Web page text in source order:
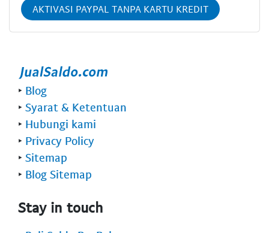
AKTIVASI PAYPAL TANPA KARTU KREDIT
‣ Blog
‣ Syarat & Ketentuan
‣ Hubungi kami
‣ Privacy Policy
‣ Sitemap
‣ Blog Sitemap
Stay in touch